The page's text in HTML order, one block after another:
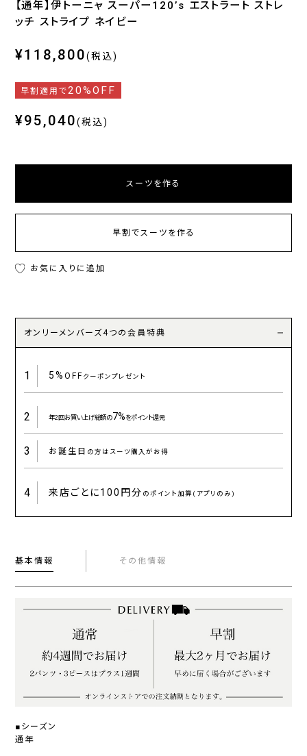
【通年】伊トーニャ スーパー120’s エストラート ストレ
ッチ ストライプ ネイビー
¥118,800(税込)
早割適用で20%OFF
¥95,040(税込)
スーツを作る
早割でスーツを作る
お気に入りに追加
オンリーメンバーズ4つの会員特典
1 5%OFFクーポンプレゼント
2 年2回お買い上げ総額の7%をポイント還元
3 お誕生日 の方はスーツ購入がお得
4 来店ごとに100円分 のポイント加算(アプリのみ)
基本情報 その他情報
■シーズン
通年